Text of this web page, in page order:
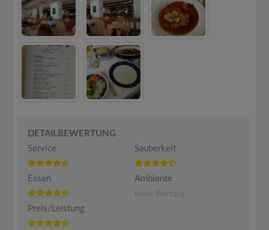
DETAILBEWERTUNG
Service
Sauberkeit
Essen Ambiente
keine Wertung
Preis/Leistung